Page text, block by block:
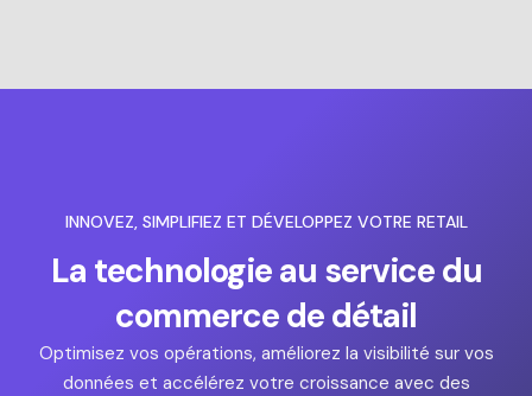
INNOVEZ, SIMPLIFIEZ ET DÉVELOPPEZ VOTRE RETAIL
La technologie au service du
commerce de détail
Optimisez vos opérations, améliorez la visibilité sur vos
données et accélérez votre croissance avec des